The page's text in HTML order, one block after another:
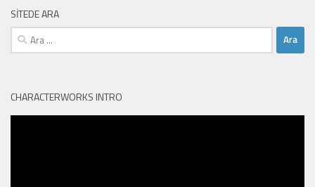
SITEDE ARA
Arama:
CHARACTERWORKS INTRO